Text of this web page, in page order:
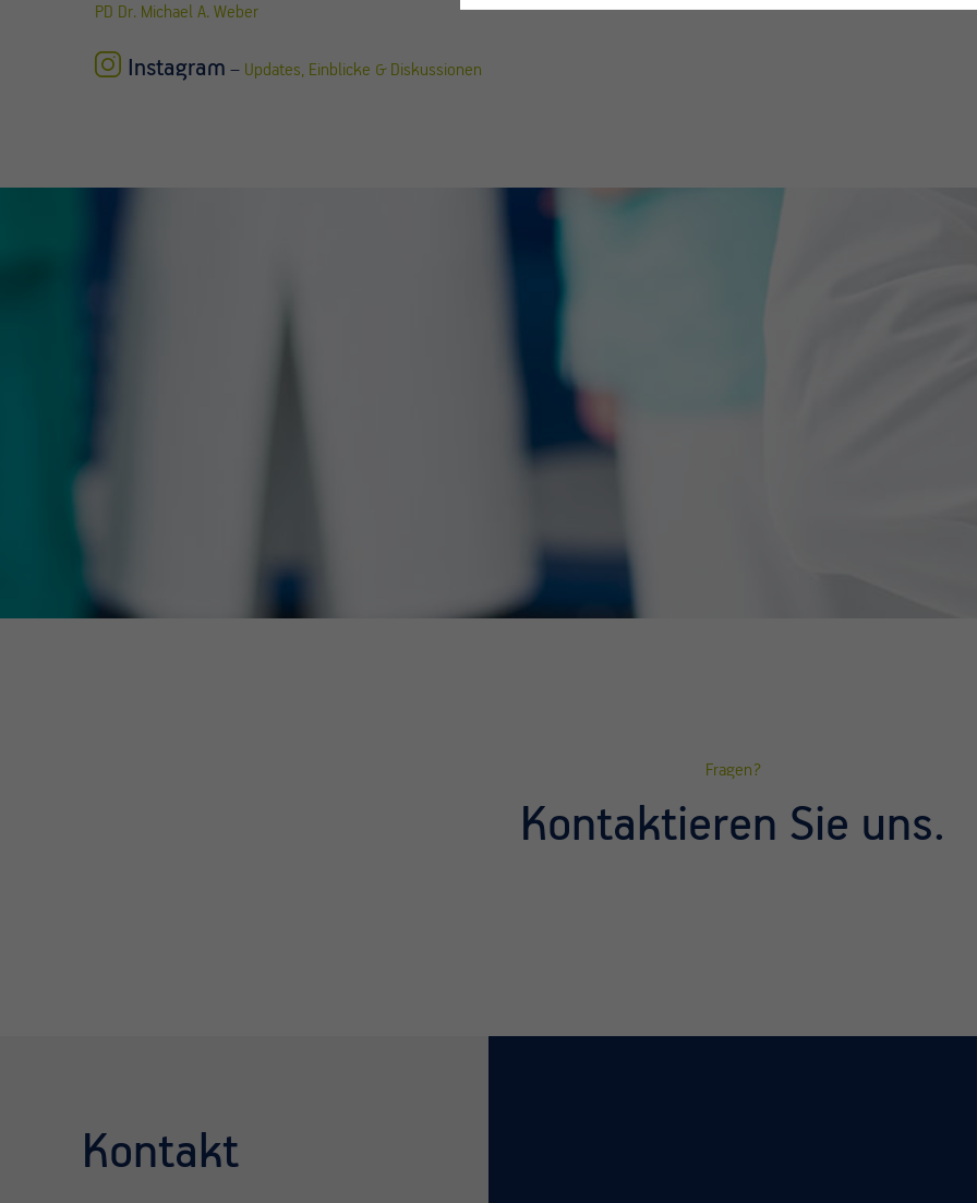
PD Dr. Michael A. Weber
Instagram – Updates, Einblicke & Diskussionen
Fragen?
Kontaktieren Sie uns.
Kontakt